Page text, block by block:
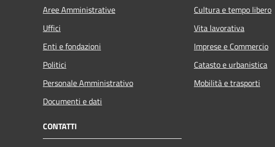
Aree Amministrative
Uffici
Enti e fondazioni
Politici
Personale Amministrativo
Documenti e dati
Cultura e tempo libero
Vita lavorativa
Imprese e Commercio
Catasto e urbanistica
Mobilità e trasporti
CONTATTI